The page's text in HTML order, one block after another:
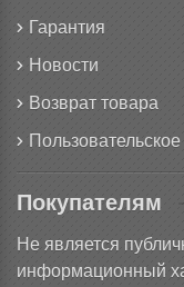
Гарантия
Новости
Возврат товара
Покупателям
Не является
информационный